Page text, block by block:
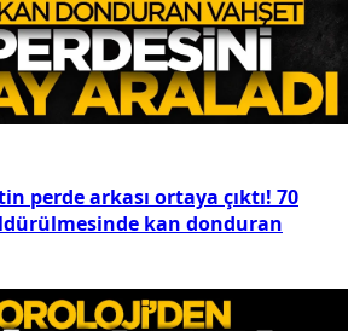
perde arkası ortaya çıktı! 70
kan donduran